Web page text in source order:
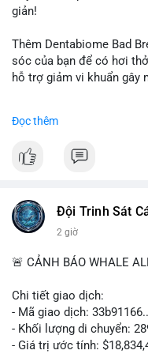
giản!
Thêm Dentabiome Bad
sóc của bạn để có hơi
hỗ trợ giảm vi khuẩn gây
lớn cho nụ cười khỏe
#dentabiome
Đọc thêm
Đội Trinh Sát
2 giờ
🚨 CẢNH BÁO WHALE
Chi tiết giao dịch:
- Mã giao dịch:
- Khối lượng di chuyển:
- Giá trị ước tính: